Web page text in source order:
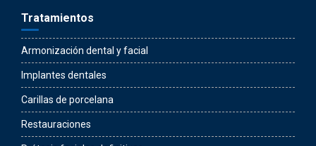
Tratamientos
Armonización dental y facial
Implantes dentales
Carillas de porcelana
Restauraciones